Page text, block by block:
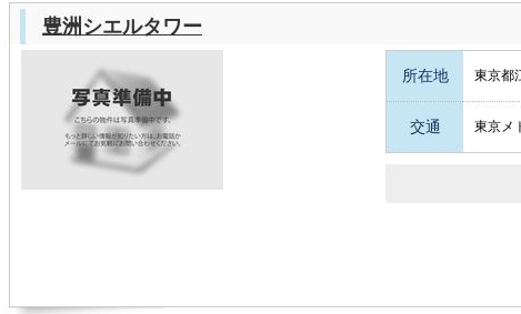
豊洲シエルタワー
所在地 東京都
交通 東京メ